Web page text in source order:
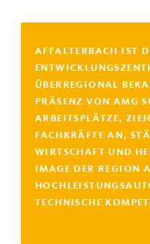
AFFALTERBACH IST
ÜBERREGIONAL
PRÄSENZ VON AMG
ARBEITSPLÄTZE,
FACHKRÄFTE AN,
WIRTSCHAFT UND
IMAGE DER REGION
TECHNISCHE